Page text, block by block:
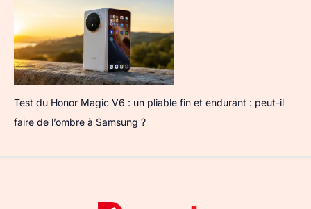
Test du Honor Magic V6 : un pliable fin et endurant : peut-il
faire de l’ombre à Samsung ?